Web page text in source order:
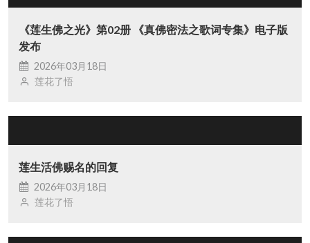
《莲生佛之光》第02册 《真佛密法之歌词专集》电子版
发布
2026年03月18日
莲花了悟
莲生活佛赐名的回复
2026年03月18日
莲花了悟